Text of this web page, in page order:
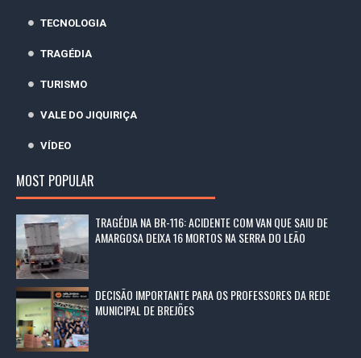
TECNOLOGIA
TRAGÉDIA
TURISMO
VALE DO JIQUIRIÇA
VÍDEO
MOST POPULAR
TRAGÉDIA NA BR-116: ACIDENTE COM VAN QUE SAIU DE
AMARGOSA DEIXA 16 MORTOS NA SERRA DO LEÃO
DECISÃO IMPORTANTE PARA OS PROFESSORES DA REDE
MUNICIPAL DE BREJÕES